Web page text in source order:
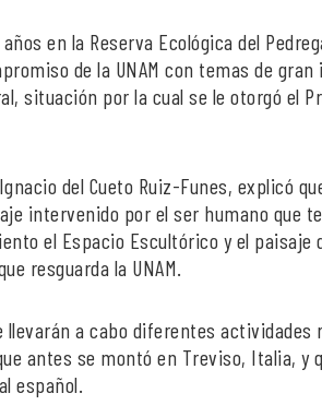
en la Reserva Ecológica del
de la UNAM con temas de
situación por la cual se le otorgó el
del Cueto Ruiz-Funes, explicó
intervenido por el ser humano que
el Espacio Escultórico y el paisaje
resguarda la UNAM.
llevarán a cabo diferentes actividades
antes se montó en Treviso, Italia, y
español.